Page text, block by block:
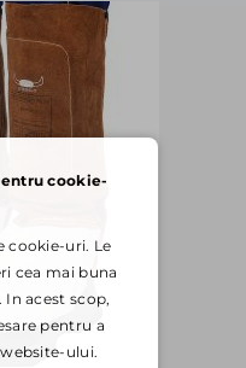
cookie-
cookie-uri. Le
cea mai buna
In acest scop,
pentru a
ului.